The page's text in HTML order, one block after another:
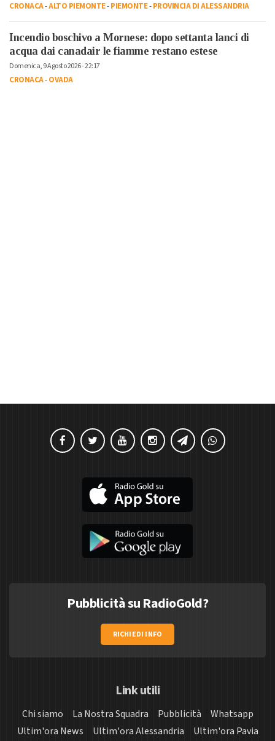
CRONACA-ALTO PIEMONTE-PIEMONTE-PROVINCIA DI ALESSANDRIA
Incendio boschivo a Mornese: dopo settanta lanci di
acqua dai canadair le fiamme restano estese
Domenica, 9 Agosto 2026 - 22:17
CRONACA-OVADA
Pubblicità su RadioGold?
RICHIEDI INFO
Link utili
Chi siamo La Nostra Squadra Pubblicità
Whatsapp
Ultim'ora News
Ultim'ora Alessandria
Ultim'ora Pavia